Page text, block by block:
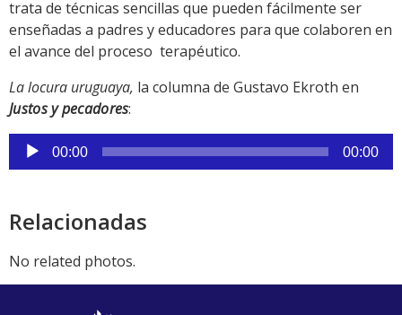
trata de técnicas sencillas que pueden fácilmente ser
enseñadas a padres y educadores para que colaboren en
el avance del proceso terapéutico.
La locura uruguaya, la columna de Gustavo Ekroth en
Justos y pecadores:
Reproductor
de
00:00 00:00
Relacionadas
No related photos.